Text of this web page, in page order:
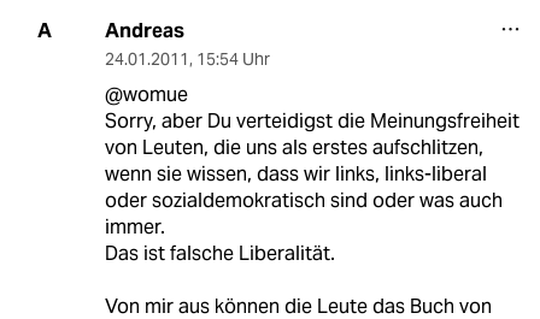
A Andreas
24.01.2011, 15:54 Uhr
@womue
Sorry, aber Du verteidigst die Meinungsfreiheit
von Leuten, die uns als erstes aufschlitzen,
wenn sie wissen, dass wir links, links-liberal
oder sozialdemokratisch sind oder was auch
immer.
Das ist falsche Liberalität.
Von mir aus können die Leute das Buch von